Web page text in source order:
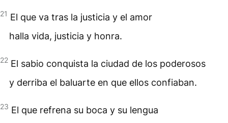
21 El que va tras la justicia y el amor
halla vida, justicia y honra.
22 El sabio conquista la ciudad de los poderosos
y derriba el baluarte en que ellos confiaban.
23 El que refrena su boca y su lengua